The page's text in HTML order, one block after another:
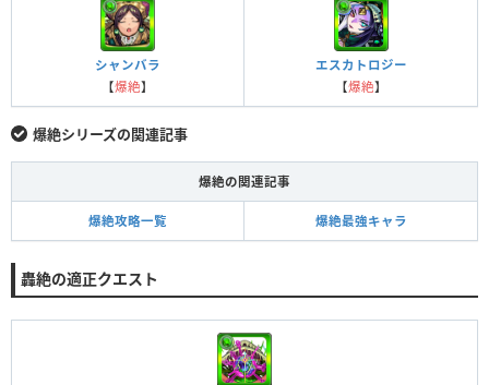
シャンバラ
【爆絶】
エスカトロジー
【爆絶】
爆絶シリーズの関連記事
爆絶の関連記事
爆絶攻略一覧 爆絶最強キャラ
轟絶の適正クエスト